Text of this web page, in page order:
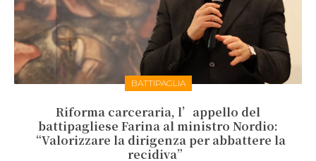
BATTIPAGLIA
Riforma carceraria, l’appello del
battipagliese Farina al ministro Nordio:
“Valorizzare la dirigenza per abbattere la
recidiva”